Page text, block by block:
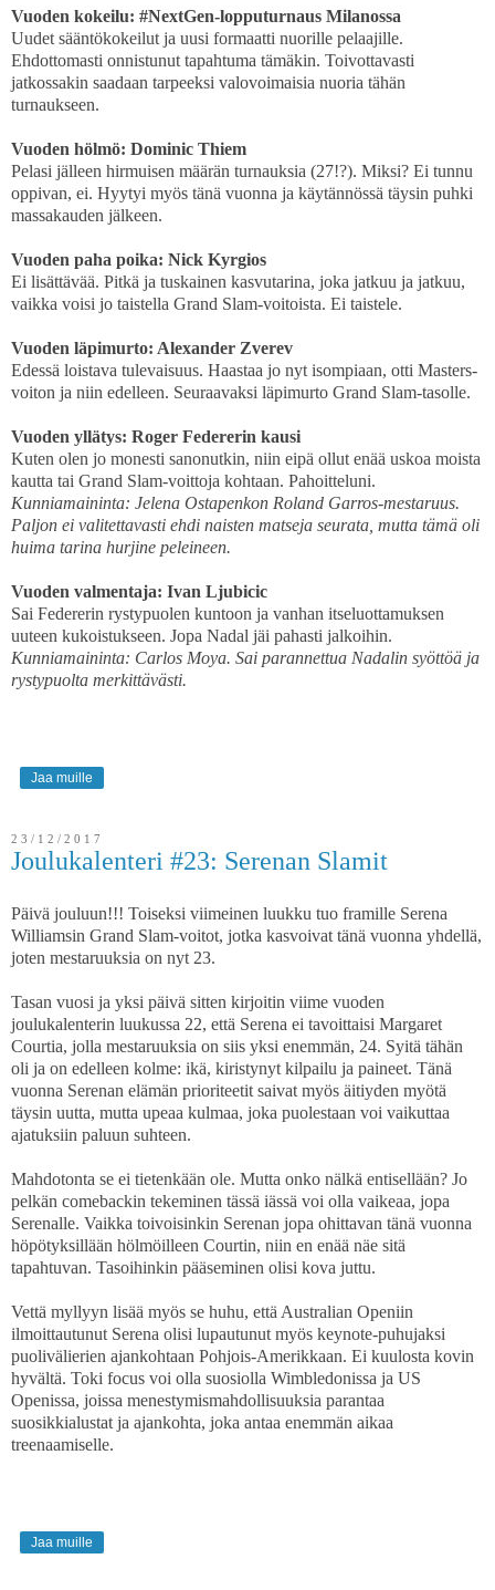
Vuoden kokeilu: #NextGen-lopputurnaus Milanossa
Uudet sääntökokeilut ja uusi formaatti nuorille pelaajille.
Ehdottomasti onnistunut tapahtuma tämäkin. Toivottavasti
jatkossakin saadaan tarpeeksi valovoimaisia nuoria tähän
turnaukseen.
Vuoden hölmö: Dominic Thiem
Pelasi jälleen hirmuisen määrän turnauksia (27!?). Miksi? Ei tunnu
oppivan, ei. Hyytyi myös tänä vuonna ja käytännössä täysin puhki
massakauden jälkeen.
Vuoden paha poika: Nick Kyrgios
Ei lisättävää. Pitkä ja tuskainen kasvutarina, joka jatkuu ja jatkuu,
vaikka voisi jo taistella Grand Slam-voitoista. Ei taistele.
Vuoden läpimurto: Alexander Zverev
Edessä loistava tulevaisuus. Haastaa jo nyt isompiaan, otti Masters-
voiton ja niin edelleen. Seuraavaksi läpimurto Grand Slam-tasolle.
Vuoden yllätys: Roger Federerin kausi
Kuten olen jo monesti sanonutkin, niin eipä ollut enää uskoa moista
kautta tai Grand Slam-voittoja kohtaan. Pahoitteluni.
Kunniamaininta: Jelena Ostapenkon Roland Garros-mestaruus.
Paljon ei valitettavasti ehdi naisten matseja seurata, mutta tämä oli
huima tarina hurjine peleineen.
Vuoden valmentaja: Ivan Ljubicic
Sai Federerin rystypuolen kuntoon ja vanhan itseluottamuksen
uuteen kukoistukseen. Jopa Nadal jäi pahasti jalkoihin.
Kunniamaininta: Carlos Moya. Sai parannettua Nadalin syöttöä ja
rystypuolta merkittävästi.
Jaa muille
23/12/2017
Joulukalenteri #23: Serenan Slamit
Päivä jouluun!!! Toiseksi viimeinen luukku tuo framille Serena
Williamsin Grand Slam-voitot, jotka kasvoivat tänä vuonna yhdellä,
joten mestaruuksia on nyt 23.
Tasan vuosi ja yksi päivä sitten kirjoitin viime vuoden
joulukalenterin luukussa 22, että Serena ei tavoittaisi Margaret
Courtia, jolla mestaruuksia on siis yksi enemmän, 24. Syitä tähän
oli ja on edelleen kolme: ikä, kiristynyt kilpailu ja paineet. Tänä
vuonna Serenan elämän prioriteetit saivat myös äitiyden myötä
täysin uutta, mutta upeaa kulmaa, joka puolestaan voi vaikuttaa
ajatuksiin paluun suhteen.
Mahdotonta se ei tietenkään ole. Mutta onko nälkä entisellään? Jo
pelkän comebackin tekeminen tässä iässä voi olla vaikeaa, jopa
Serenalle. Vaikka toivoisinkin Serenan jopa ohittavan tänä vuonna
höpötyksillään hölmöilleen Courtin, niin en enää näe sitä
tapahtuvan. Tasoihinkin pääseminen olisi kova juttu.
Vettä myllyyn lisää myös se huhu, että Australian Openiin
ilmoittautunut Serena olisi lupautunut myös keynote-puhujaksi
puolivälierien ajankohtaan Pohjois-Amerikkaan. Ei kuulosta kovin
hyvältä. Toki focus voi olla suosiolla Wimbledonissa ja US
Openissa, joissa menestymismahdollisuuksia parantaa
suosikkialustat ja ajankohta, joka antaa enemmän aikaa
treenaamiselle.
Jaa muille